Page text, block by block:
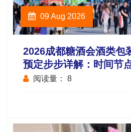
09 Aug 2026
2026成都糖酒会酒类包
预定步步详解：时间节
费用说明
阅读量： 8